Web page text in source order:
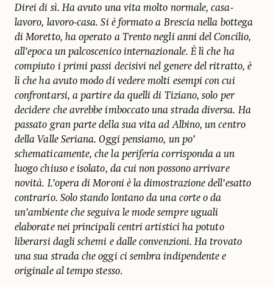
Direi di sì. Ha avuto una vita molto normale, casa-
lavoro, lavoro-casa. Si è formato a Brescia nella bottega
di Moretto, ha operato a Trento negli anni del Concilio,
all’epoca un palcoscenico internazionale. È lì che ha
compiuto i primi passi decisivi nel genere del ritratto, è
lì che ha avuto modo di vedere molti esempi con cui
confrontarsi, a partire da quelli di Tiziano, solo per
decidere che avrebbe imboccato una strada diversa. Ha
passato gran parte della sua vita ad Albino, un centro
della Valle Seriana. Oggi pensiamo, un po’
schematicamente, che la periferia corrisponda a un
luogo chiuso e isolato, da cui non possono arrivare
novità. L’opera di Moroni è la dimostrazione dell’esatto
contrario. Solo stando lontano da una corte o da
un’ambiente che seguiva le mode sempre uguali
elaborate nei principali centri artistici ha potuto
liberarsi dagli schemi e dalle convenzioni. Ha trovato
una sua strada che oggi ci sembra indipendente e
originale al tempo stesso.